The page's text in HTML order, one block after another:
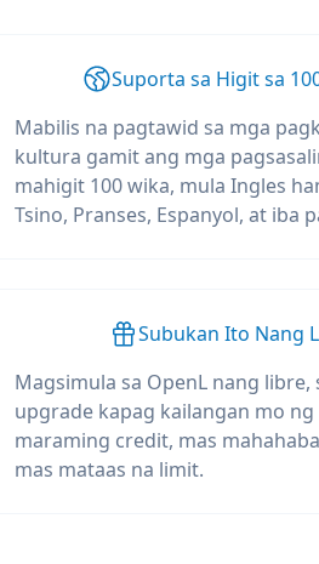
Suporta sa Higit sa
Mabilis na pagtawid sa mga
kultura gamit ang mga
mahigit 100 wika, mula Ingles
Tsino, Pranses, Espanyol, at iba
Subukan Ito Nang
Magsimula sa OpenL nang libre,
upgrade kapag kailangan mo ng
maraming credit, mas
mas mataas na limit.